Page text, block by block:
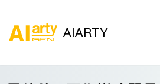
AIARTY